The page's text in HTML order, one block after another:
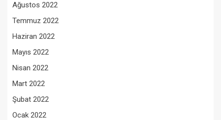
Ağustos 2022
Temmuz 2022
Haziran 2022
Mayıs 2022
Nisan 2022
Mart 2022
Şubat 2022
Ocak 2022